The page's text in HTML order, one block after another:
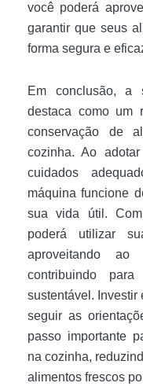
você poderá
garantir que seus
forma segura e
Em conclusão, a
destaca como um
conservação de
cozinha. Ao
cuidados
máquina funcione
sua vida útil.
poderá utilizar
aproveitando
contribuindo
sustentável.
seguir as
passo importante
na cozinha,
alimentos frescos